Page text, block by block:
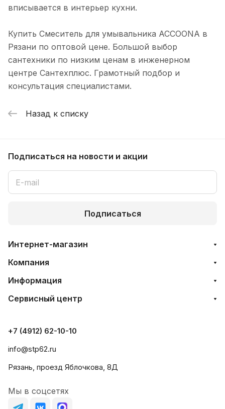
вписывается в интерьер кухни.
Купить Смеситель для умывальника ACCOONA в
Рязани по оптовой цене. Большой выбор
сантехники по низким ценам в инженерном
центре Сантехплюс. Грамотный подбор и
консультация специалистами.
Назад к списку
Подписаться на новости и акции
Подписаться
Интернет-магазин
Компания
Информация
Сервисный центр
+7 (4912) 62-10-10
info@stp62.ru
Рязань, проезд Яблочкова, 8Д
Мы в соцсетях